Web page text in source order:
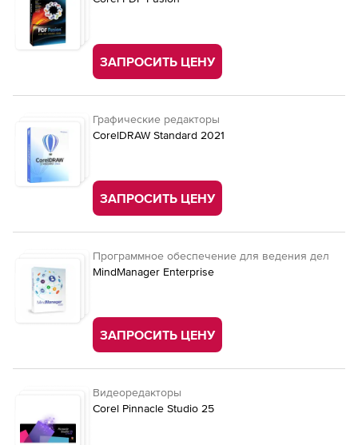
ЗАПРОСИТЬ ЦЕНУ
Графические редакторы
CorelDRAW Standard 2021
ЗАПРОСИТЬ ЦЕНУ
Программное обеспечение для ведения дел
MindManager Enterprise
ЗАПРОСИТЬ ЦЕНУ
Видеоредакторы
Corel Pinnacle Studio 25